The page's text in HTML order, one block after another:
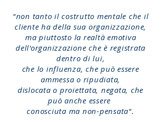
"non tanto il costrutto mentale che il
cliente ha della sua organizzazione,
ma piuttosto la realtà emotiva
dell'organizzazione che è registrata
dentro di lui,
che lo influenza, che può essere
ammessa o ripudiata,
dislocata o proiettata, negata, che
può anche essere
conosciuta ma non-pensata".